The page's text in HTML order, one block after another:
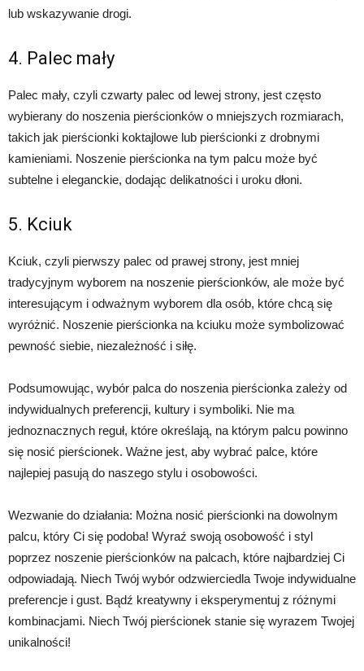
lub wskazywanie drogi.
4. Palec mały
Palec mały, czyli czwarty palec od lewej strony, jest często
wybierany do noszenia pierścionków o mniejszych rozmiarach,
takich jak pierścionki koktajlowe lub pierścionki z drobnymi
kamieniami. Noszenie pierścionka na tym palcu może być
subtelne i eleganckie, dodając delikatności i uroku dłoni.
5. Kciuk
Kciuk, czyli pierwszy palec od prawej strony, jest mniej
tradycyjnym wyborem na noszenie pierścionków, ale może być
interesującym i odważnym wyborem dla osób, które chcą się
wyróżnić. Noszenie pierścionka na kciuku może symbolizować
pewność siebie, niezależność i siłę.
Podsumowując, wybór palca do noszenia pierścionka zależy od
indywidualnych preferencji, kultury i symboliki. Nie ma
jednoznacznych reguł, które określają, na którym palcu powinno
się nosić pierścionek. Ważne jest, aby wybrać palce, które
najlepiej pasują do naszego stylu i osobowości.
Wezwanie do działania: Można nosić pierścionki na dowolnym
palcu, który Ci się podoba! Wyraź swoją osobowość i styl
poprzez noszenie pierścionków na palcach, które najbardziej Ci
odpowiadają. Niech Twój wybór odzwierciedla Twoje indywidualne
preferencje i gust. Bądź kreatywny i eksperymentuj z różnymi
kombinacjami. Niech Twój pierścionek stanie się wyrazem Twojej
unikalności!